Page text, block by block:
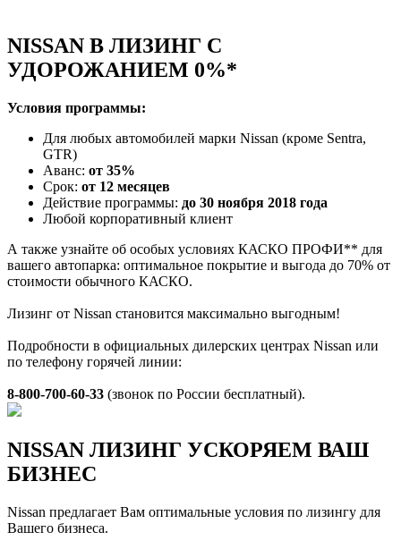
NISSAN В ЛИЗИНГ С
УДОРОЖАНИЕМ 0%*
Условия программы:
Для любых автомобилей марки Nissan (кроме Sentra,
GTR)
Аванс: от 35%
Срок: от 12 месяцев
Действие программы: до 30 ноября 2018 года
Любой корпоративный клиент
А также узнайте об особых условиях КАСКО ПРОФИ** для
вашего автопарка: оптимальное покрытие и выгода до 70% от
стоимости обычного КАСКО.
Лизинг от Nissan становится максимально выгодным!
Подробности в официальных дилерских центрах Nissan или
по телефону горячей линии:
8-800-700-60-33 (звонок по России бесплатный).
NISSAN ЛИЗИНГ УСКОРЯЕМ ВАШ
БИЗНЕС
Nissan предлагает Вам оптимальные условия по лизингу для
Вашего бизнеса.